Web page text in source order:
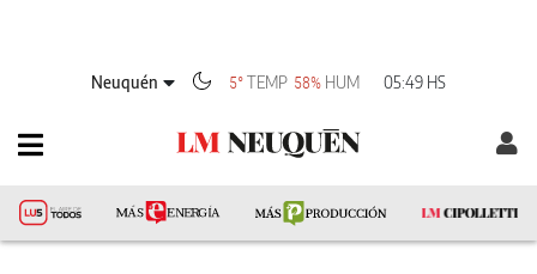
Neuquén 5°TEMP 58% HUM 05:49 HS